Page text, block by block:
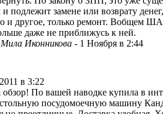
и подлежит замене или возврату
и другое, только ремонт.
даже не приближусь к ней.
Мила Иконникова - 1 Ноября в 2:44
в 3:22
обзор! По вашей наводке купила в
посудомоечную машину